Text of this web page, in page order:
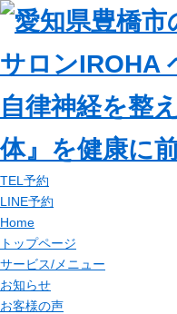
TEL予約
LINE予約
Home
トップページ
サービス/メニュー
お知らせ
お客様の声